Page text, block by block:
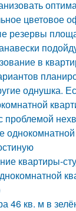
цветовое
резервы
в
однушка.
проблемой
квартиры-
46 кв. м в